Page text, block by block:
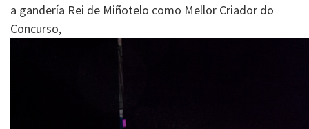
a gandería Rei de Miñotelo como Mellor Criador do
Concurso,